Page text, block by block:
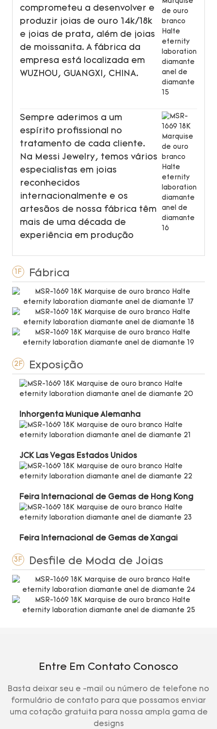
comprometeu a desenvolver e
produzir joias de ouro 14k/18k
e joias de prata, além de joias
de moissanita. A fábrica da
empresa está localizada em
WUZHOU, GUANGXI, CHINA.
Sempre aderimos a um
espírito profissional no
tratamento de cada cliente.
Na Messi Jewelry, temos vários
especialistas em joias
reconhecidos
internacionalmente e os
artesãos de nossa fábrica têm
mais de uma década de
experiência em produção
1F Fábrica
2F Exposição
Inhorgenta Munique Alemanha
JCK Las Vegas Estados Unidos
Feira Internacional de Gemas de Hong Kong
Feira Internacional de Gemas de Xangai
3F Desfile de Moda de Joias
Entre Em Contato Conosco
Basta deixar seu e -mail ou número de telefone no
formulário de contato para que possamos enviar
uma cotação gratuita para nossa ampla gama de
designs